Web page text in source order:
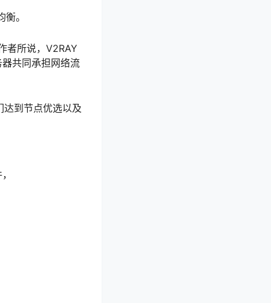
。
者所说，V2RAY
共同承担网络流
到节点优选以及